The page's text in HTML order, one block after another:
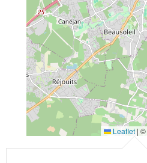
Leaflet | ©